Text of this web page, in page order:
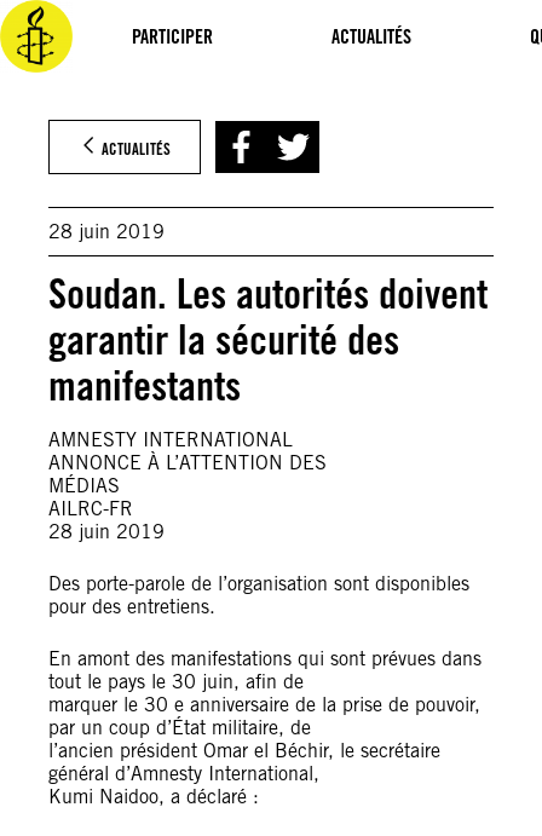
PARTICIPER ACTUALITÉS
Aller
au
contenu
ACTUALITÉS
28 juin 2019
Soudan. Les autorités doivent
garantir la sécurité des
manifestants
AMNESTY INTERNATIONAL
ANNONCE À L’ATTENTION DES
MÉDIAS
AILRC-FR
28 juin 2019
Des porte-parole de l’organisation sont disponibles
pour des entretiens.
En amont des manifestations qui sont prévues dans
tout le pays le 30 juin, afin de
marquer le 30 e anniversaire de la prise de pouvoir,
par un coup d’État militaire, de
l’ancien président Omar el Béchir, le secrétaire
général d’Amnesty International,
Kumi Naidoo, a déclaré :